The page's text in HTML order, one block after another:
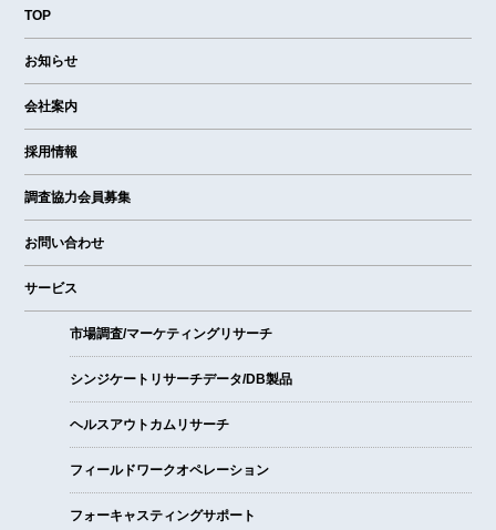
TOP
お知らせ
会社案内
採用情報
調査協力会員募集
お問い合わせ
サービス
市場調査/マーケティングリサーチ
シンジケートリサーチデータ/DB製品
ヘルスアウトカムリサーチ
フィールドワークオペレーション
フォーキャスティングサポート